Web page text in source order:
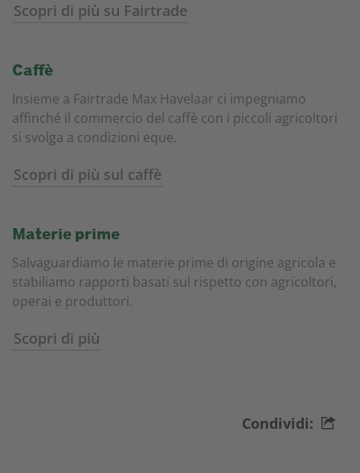
Scopri di più su Fairtrade
Caffè
Insieme a Fairtrade Max Havelaar ci impegniamo
affinché il commercio del caffè con i piccoli agricoltori
si svolga a condizioni eque.
Scopri di più sul caffè
Materie prime
Salvaguardiamo le materie prime di origine agricola e
stabiliamo rapporti basati sul rispetto con agricoltori,
operai e produttori.
Scopri di più
Condividi: